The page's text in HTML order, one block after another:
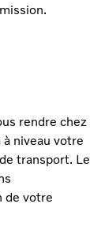
rendre chez
niveau votre
transport. Le
de votre